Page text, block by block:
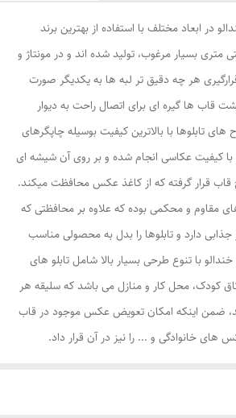
در ابعاد مختلف با استفاده از بهترین برند
بسیار مرغوب، تولید شده اند و در مونتاژ و
هر چه دقیق تر لبه ها به یکدیگر صورت
قاب ها گیره ای برای اتصال راحت به دیوار
تابلوها با بالاترین کیفیت بوسیله چاپگرهای
کیفیت عکاسی انجام شده و بر روی آن شیشه ای
قرار گرفته که از کاغذ عکس محافظت میکند.
مقاوم و محکمی بوده که علاوه بر محافظتی که
دارد و تابلوها را بدل به محصولی مناسب
با تنوع طرحی بسیار بالا شامل تابلو های
کودک، محل کار و منازل می باشد که سلیقه هر
ضمن اینکه امکان تعویض عکس موجود در قاب
خانوادگی و ... را نیز در آن قرار داد.